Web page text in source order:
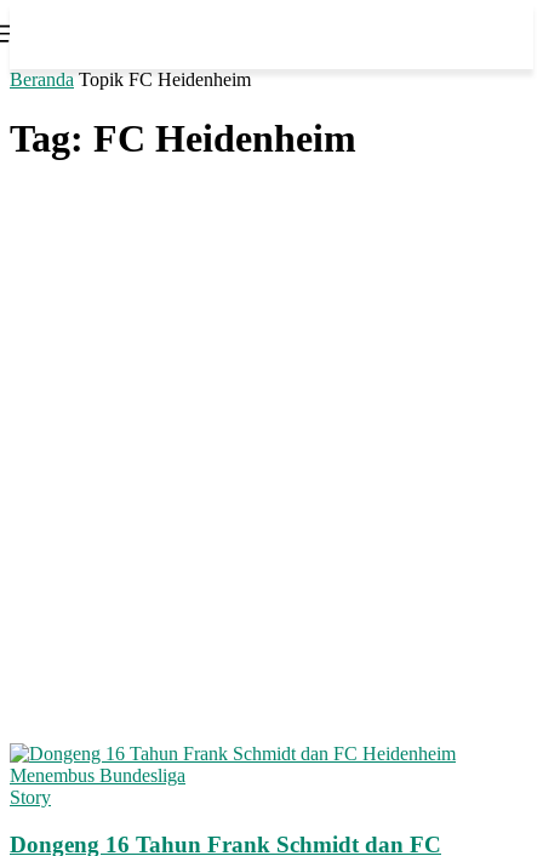
Beranda Topik FC Heidenheim
Tag: FC Heidenheim
Story
Dongeng 16 Tahun Frank Schmidt dan FC